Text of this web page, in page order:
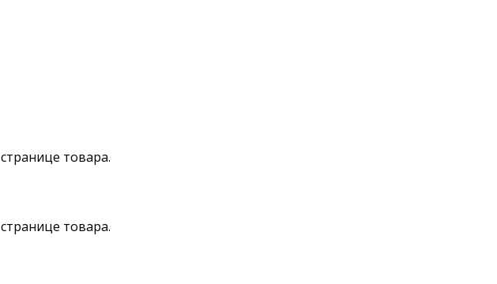
товара.
товара.